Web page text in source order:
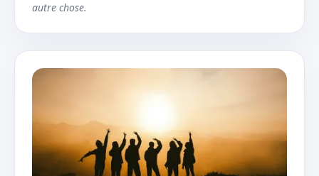
autre chose.